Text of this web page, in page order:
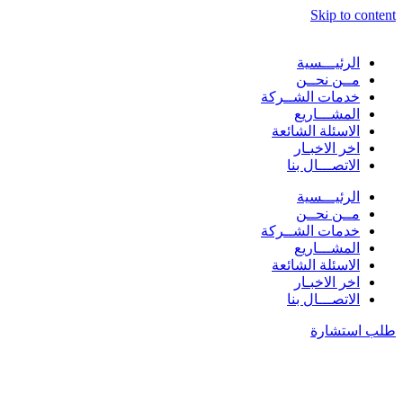
Skip to content
الرئيـــسية
مــن نحــن
خدمات الشــركة
المشـــاريع
الاسئلة الشائعة
اخر الاخبـار
الاتصـــال بنا
الرئيـــسية
مــن نحــن
خدمات الشــركة
المشـــاريع
الاسئلة الشائعة
اخر الاخبـار
الاتصـــال بنا
طلب استشارة